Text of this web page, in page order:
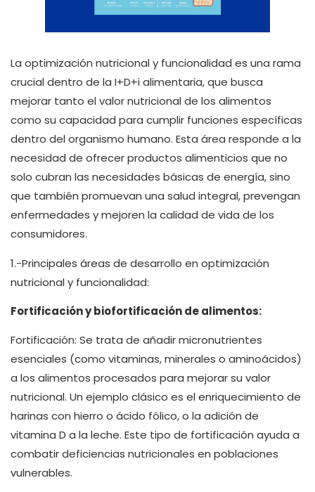
La optimización nutricional y funcionalidad es una rama
crucial dentro de la I+D+i alimentaria, que busca
mejorar tanto el valor nutricional de los alimentos
como su capacidad para cumplir funciones específicas
dentro del organismo humano. Esta área responde a la
necesidad de ofrecer productos alimenticios que no
solo cubran las necesidades básicas de energía, sino
que también promuevan una salud integral, prevengan
enfermedades y mejoren la calidad de vida de los
consumidores.
1.-Principales áreas de desarrollo en optimización
nutricional y funcionalidad:
Fortificación y biofortificación de alimentos:
Fortificación: Se trata de añadir micronutrientes
esenciales (como vitaminas, minerales o aminoácidos)
a los alimentos procesados para mejorar su valor
nutricional. Un ejemplo clásico es el enriquecimiento de
harinas con hierro o ácido fólico, o la adición de
vitamina D a la leche. Este tipo de fortificación ayuda a
combatir deficiencias nutricionales en poblaciones
vulnerables.